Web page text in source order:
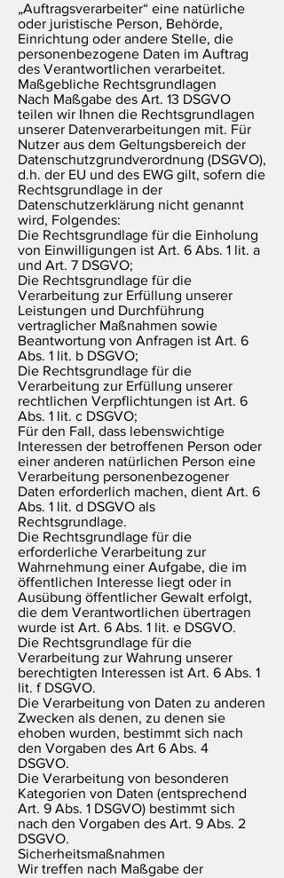
„Auftragsverarbeiter“ eine natürliche
oder juristische Person, Behörde,
Einrichtung oder andere Stelle, die
personenbezogene Daten im Auftrag
des Verantwortlichen verarbeitet.
Maßgebliche Rechtsgrundlagen
Nach Maßgabe des Art. 13 DSGVO
teilen wir Ihnen die Rechtsgrundlagen
unserer Datenverarbeitungen mit. Für
Nutzer aus dem Geltungsbereich der
Datenschutzgrundverordnung (DSGVO),
d.h. der EU und des EWG gilt, sofern die
Rechtsgrundlage in der
Datenschutzerklärung nicht genannt
wird, Folgendes:
Die Rechtsgrundlage für die Einholung
von Einwilligungen ist Art. 6 Abs. 1 lit. a
und Art. 7 DSGVO;
Die Rechtsgrundlage für die
Verarbeitung zur Erfüllung unserer
Leistungen und Durchführung
vertraglicher Maßnahmen sowie
Beantwortung von Anfragen ist Art. 6
Abs. 1 lit. b DSGVO;
Die Rechtsgrundlage für die
Verarbeitung zur Erfüllung unserer
rechtlichen Verpflichtungen ist Art. 6
Abs. 1 lit. c DSGVO;
Für den Fall, dass lebenswichtige
Interessen der betroffenen Person oder
einer anderen natürlichen Person eine
Verarbeitung personenbezogener
Daten erforderlich machen, dient Art. 6
Abs. 1 lit. d DSGVO als
Rechtsgrundlage.
Die Rechtsgrundlage für die
erforderliche Verarbeitung zur
Wahrnehmung einer Aufgabe, die im
öffentlichen Interesse liegt oder in
Ausübung öffentlicher Gewalt erfolgt,
die dem Verantwortlichen übertragen
wurde ist Art. 6 Abs. 1 lit. e DSGVO.
Die Rechtsgrundlage für die
Verarbeitung zur Wahrung unserer
berechtigten Interessen ist Art. 6 Abs. 1
lit. f DSGVO.
Die Verarbeitung von Daten zu anderen
Zwecken als denen, zu denen sie
ehoben wurden, bestimmt sich nach
den Vorgaben des Art 6 Abs. 4
DSGVO.
Die Verarbeitung von besonderen
Kategorien von Daten (entsprechend
Art. 9 Abs. 1 DSGVO) bestimmt sich
nach den Vorgaben des Art. 9 Abs. 2
DSGVO.
Sicherheitsmaßnahmen
Wir treffen nach Maßgabe der